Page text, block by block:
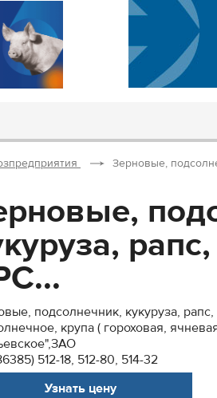
Зерновые,
подсолнечник, кукуруза,
крупа ( гороховая,
512-18, 512-80, 514-32
Узнать цену